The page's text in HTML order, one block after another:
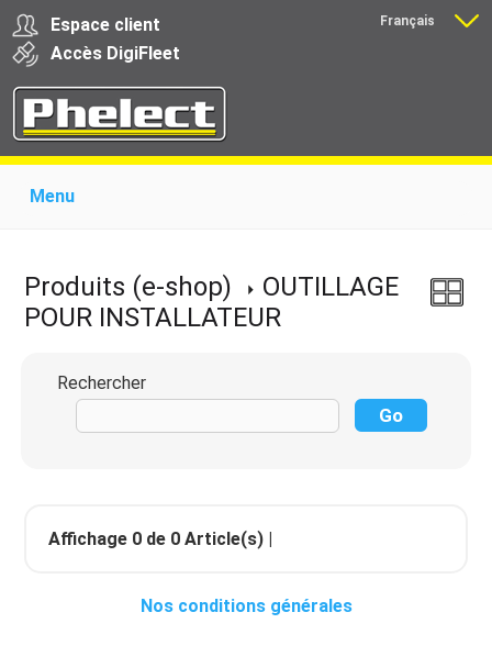
Espace client
Accès DigiFleet
Français
Menu
Produits pour transporteurs
Formations
Actualité
Support
Liens
Produits (e-shop)
OUTILLAGE
POUR INSTALLATEUR
Rechercher
Affichage 0 de 0 Article(s) |
Nos conditions générales